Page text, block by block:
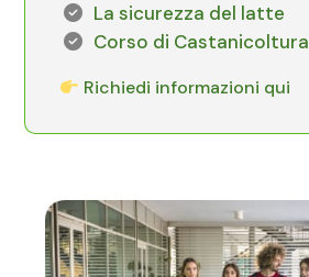
La sicurezza del latte
Corso di Castanicoltura
Richiedi informazioni qui